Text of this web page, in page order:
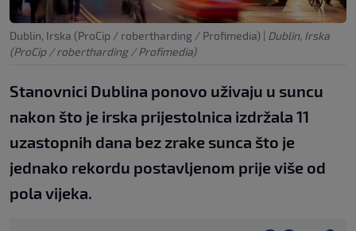
Dublin, Irska (ProCip / robertharding / Profimedia) | Dublin, Irska
(ProCip / robertharding / Profimedia)
Stanovnici Dublina ponovo uživaju u suncu
nakon što je irska prijestolnica izdržala 11
uzastopnih dana bez zrake sunca što je
jednako rekordu postavljenom prije više od
pola vijeka.